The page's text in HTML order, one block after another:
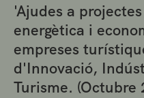
'Ajudes a
energètica i
empreses
d'Innovació,
Turisme. (Octubre